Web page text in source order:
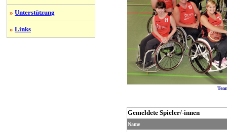
» Unterstützung
» Links
Gemeldete Spieler/-innen
Name